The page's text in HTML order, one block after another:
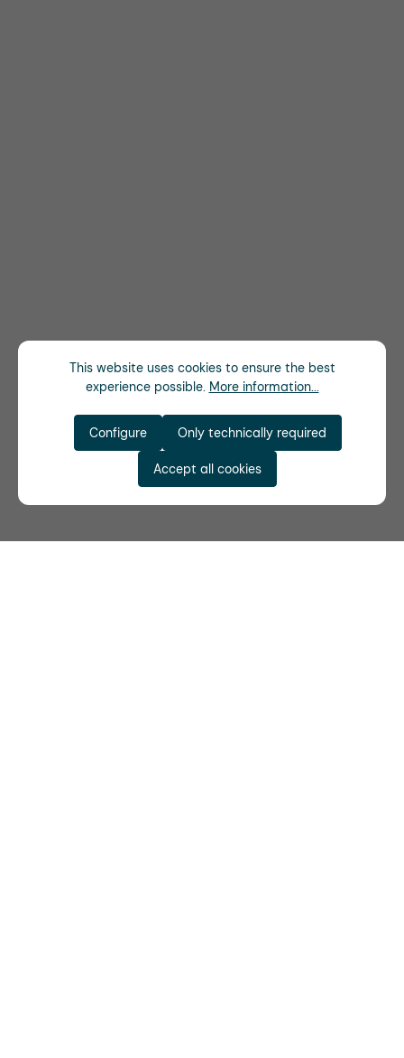
This website uses cookies to ensure the best
experience possible. More information...
Only technically required
Configure
Accept all cookies